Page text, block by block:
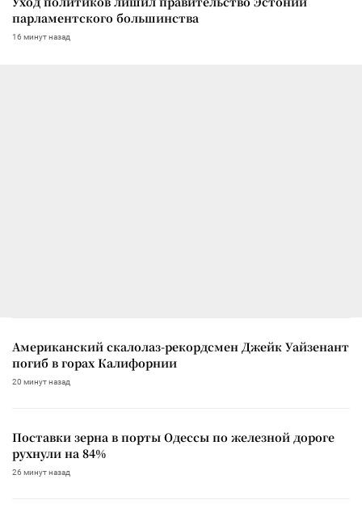
парламентского большинства
16 минут назад
Американский скалолаз-рекордсмен Джейк Уайзенант
погиб в горах Калифорнии
20 минут назад
Поставки зерна в порты Одессы по железной дороге
рухнули на 84%
26 минут назад